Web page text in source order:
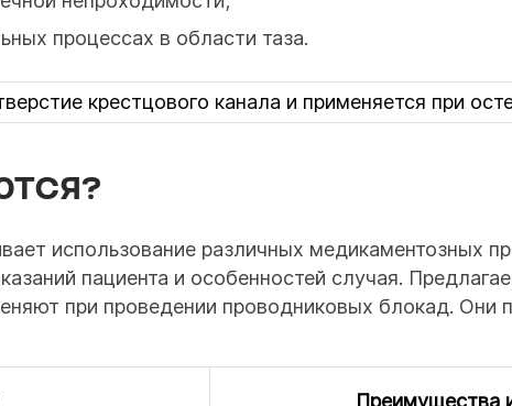
процессах в области таза.
крестцового канала и применяется при
использование различных медикаментозных
пациента и особенностей случая.
при проведении проводниковых блокад. Они
Преимущества